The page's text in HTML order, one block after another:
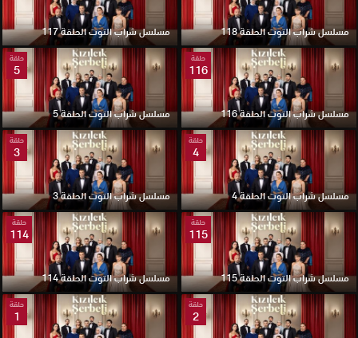
مسلسل شراب التوت الحلقة 118 مسلسل شراب التوت الحلقة 117
حلقة
116
مسلسل شراب التوت الحلقة 116
حلقة
5
مسلسل شراب التوت الحلقة 5
حلقة
4
مسلسل شراب التوت الحلقة 4
حلقة
3
مسلسل شراب التوت الحلقة 3
حلقة
115
مسلسل شراب التوت الحلقة 115
حلقة
114
مسلسل شراب التوت الحلقة 114
حلقة
2
حلقة
1